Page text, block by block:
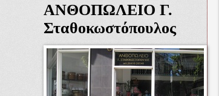
ΑΝΘΟΠΩΛΕΙΟ Γ.
Σταθοκωστόπουλος